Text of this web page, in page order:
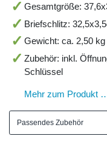
Gesamtgröße:
Briefschlitz:
Gewicht: ca. 2,50 kg
Zubehör: inkl.
Schlüssel
Mehr zum Produkt
Passendes Zubehör